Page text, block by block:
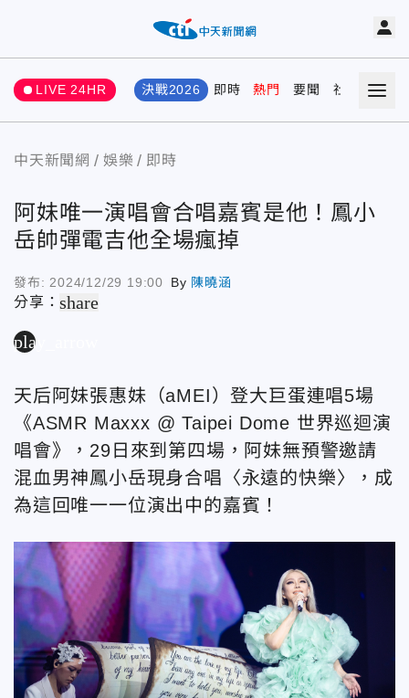
LIVE 24HR 決戰2026 即時 熱門 要聞 社會 娛樂
中天新聞網 娛樂 即時
阿妹唯一演唱會合唱嘉賓是他！鳳小
岳帥彈電吉他全場瘋掉
發布: 2024/12/29 19:00 By 陳曉涵
分享：share
play_arrow
天后阿妹張惠妹（aMEI）登大巨蛋連唱5場
《ASMR Maxxx @ Taipei Dome 世界巡迴演
唱會》，29日來到第四場，阿妹無預警邀請
混血男神鳳小岳現身合唱〈永遠的快樂〉，成
為這回唯一一位演出中的嘉賓！